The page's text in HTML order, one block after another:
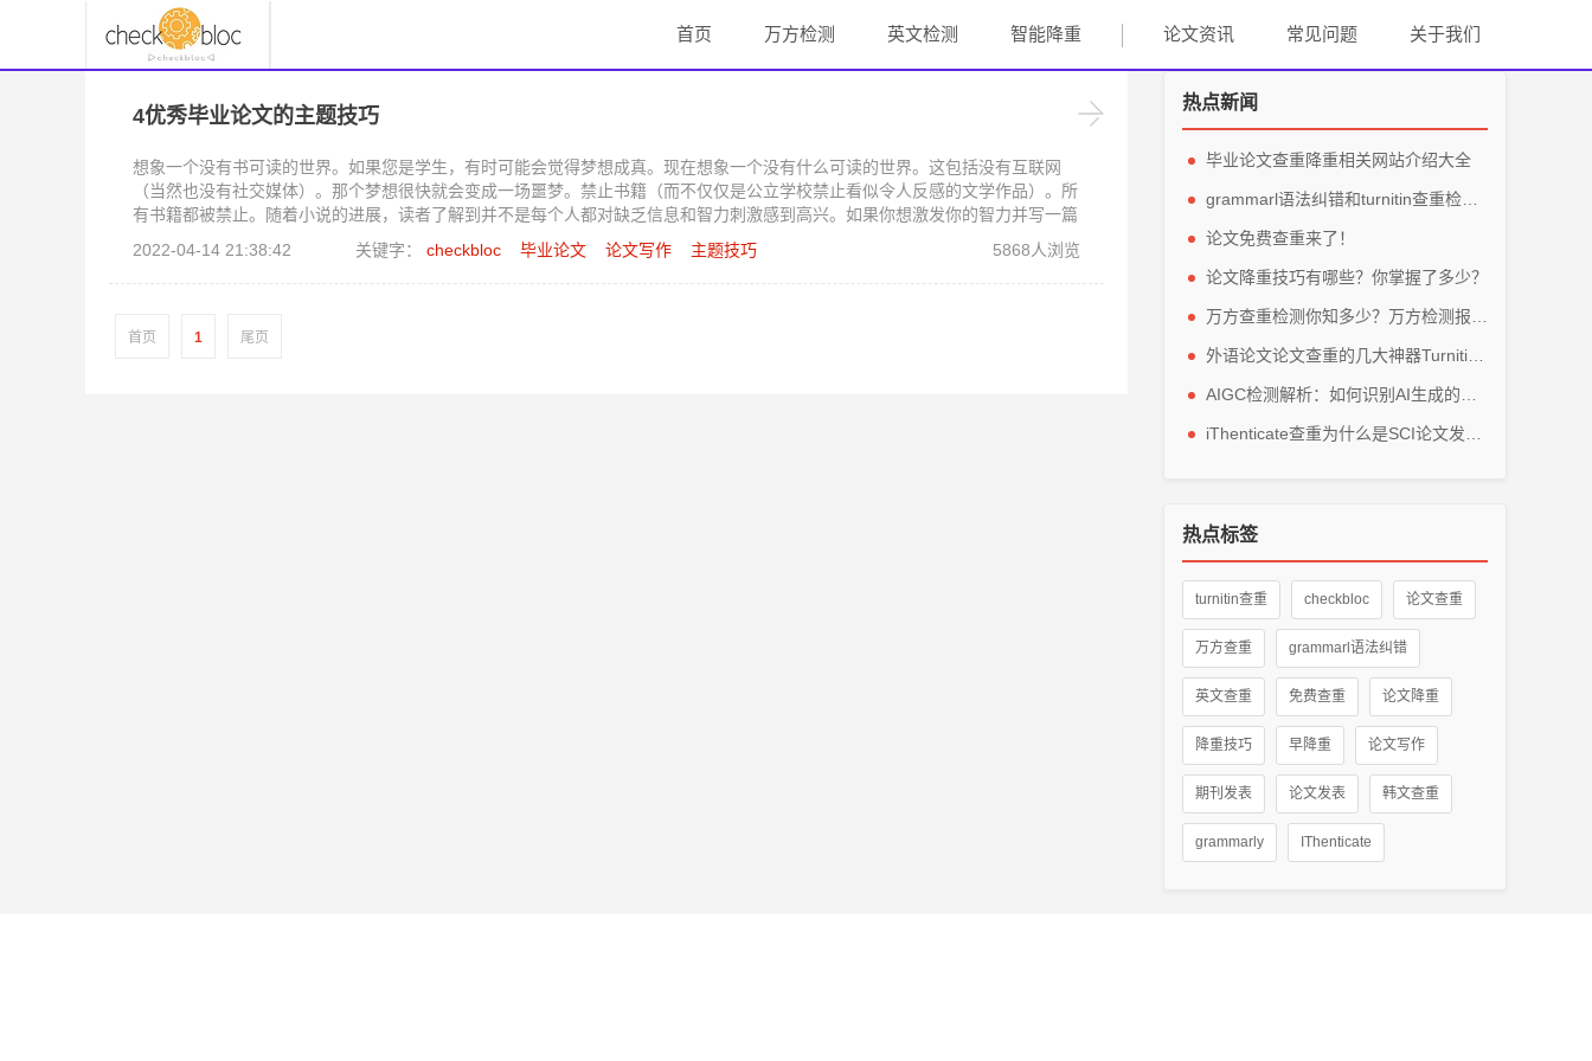
首页 万方检测 英文检测 智能降重 论文资讯 常见问题 关于我们
4优秀毕业论文的主题技巧
想象一个没有书可读的世界。如果您是学生，有时可能会觉得梦想成真。现在想象一个没有什么可读的世界。这包括没有互联网
（当然也没有社交媒体）。那个梦想很快就会变成一场噩梦。禁止书籍（而不仅仅是公立学校禁止看似令人反感的文学作品）。所
有书籍都被禁止。随着小说的进展，读者了解到并不是每个人都对缺乏信息和智力刺激感到高兴。如果你想激发你的智力并写一篇
毕业论文，今天是你的幸运日。这篇文章包括四个重要的 主题技巧，可帮助您撰写成功的论文。
2022-04-14 21:38:42 关键字： checkbloc 毕业论文 论文写作 主题技巧 5868人浏览
首页 1 尾页
热点新闻
毕业论文查重降重相关网站介绍大全
论文免费查重来了！
论文降重技巧有哪些？你掌握了多少？
热点标签
turnitin查重 checkbloc 论文查重
万方查重 grammarl语法纠错
英文查重 免费查重 论文降重
降重技巧 早降重 论文写作
期刊发表 论文发表 韩文查重
grammarly IThenticate